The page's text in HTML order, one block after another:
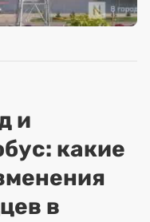
и
какие
в